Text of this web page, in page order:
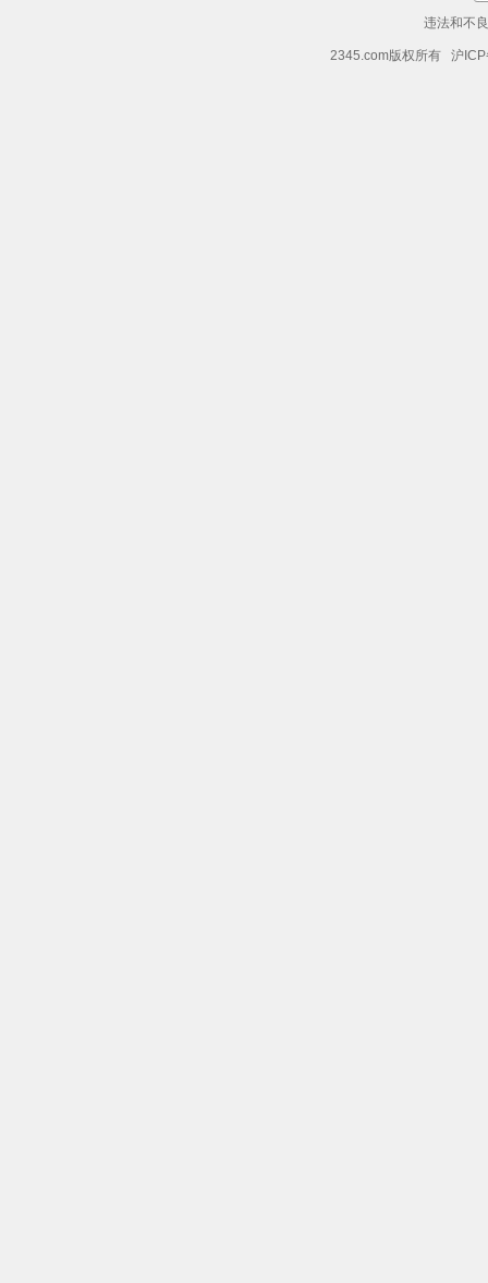
违法和不
2345.com版权所有 沪